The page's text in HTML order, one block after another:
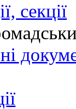
секції